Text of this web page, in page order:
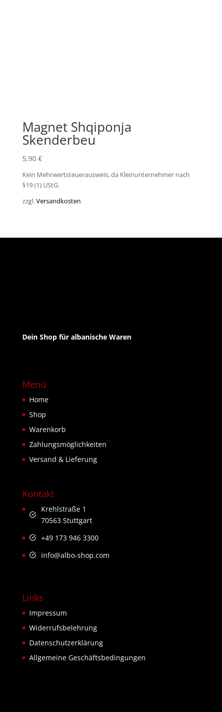
Magnet Shqiponja
Skenderbeu
5,90 €
Kein Mehrwertsteuerausweis, da Kleinunternehmer nach
§19 (1) UStG.
zzgl.Versandkosten
Dein Shop für albanische Waren
Menü
Home
Shop
Warenkorb
Zahlungsmöglichkeiten
Versand & Lieferung
Kontakt
Krehlstraße 1
70563 Stuttgart
+49 173 946 3300
info@albo-shop.com
Links
Impressum
Widerrufsbelehrung
Datenschutzerklärung
Allgemeine Geschäftsbedingungen